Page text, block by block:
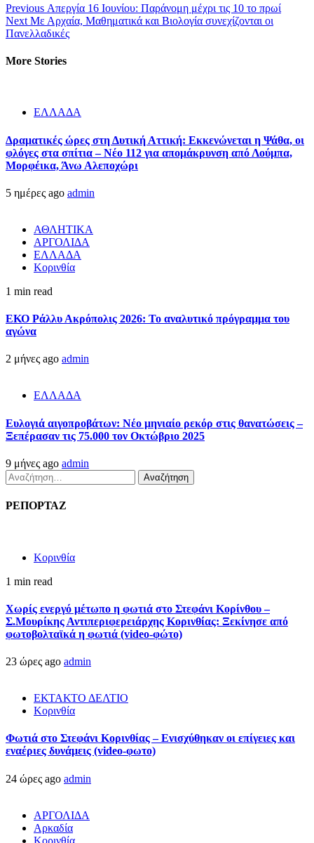
Continue
Reading
Previous Απεργία 16 Ιουνίου: Παράνομη μέχρι τις 10 το πρωί
Next Με Αρχαία, Μαθηματικά και Βιολογία συνεχίζονται οι
Πανελλαδικές
More Stories
ΕΛΛΑΔΑ
Δραματικές ώρες στη Δυτική Αττική: Εκκενώνεται η Ψάθα, οι
φλόγες στα σπίτια – Νέο 112 για απομάκρυνση από Λούμπα,
Μορφέικα, Άνω Αλεποχώρι
5 ημέρες ago admin
ΑΘΛΗΤΙΚΑ
ΑΡΓΟΛΙΔΑ
ΕΛΛΑΔΑ
Κορινθία
1 min read
ΕΚΟ Ράλλυ Ακρόπολις 2026: Το αναλυτικό πρόγραμμα του
αγώνα
2 μήνες ago admin
ΕΛΛΑΔΑ
Ευλογιά αιγοπροβάτων: Νέο μηνιαίο ρεκόρ στις θανατώσεις –
Ξεπέρασαν τις 75.000 τον Οκτώβριο 2025
9 μήνες ago admin
Αναζήτηση
για:
ΡΕΠΟΡΤΑΖ
Κορινθία
1 min read
Χωρίς ενεργό μέτωπο η φωτιά στο Στεφάνι Κορίνθου –
Σ.Μουρίκης Αντιπεριφερειάρχης Κορινθίας: Ξεκίνησε από
φωτοβολταϊκά η φωτιά (video-φώτο)
23 ώρες ago admin
ΕΚΤΑΚΤΟ ΔΕΛΤΙΟ
Κορινθία
Φωτιά στο Στεφάνι Κορινθίας – Ενισχύθηκαν οι επίγειες και
εναέριες δυνάμεις (video-φωτο)
24 ώρες ago admin
ΑΡΓΟΛΙΔΑ
Αρκαδία
Κορινθία